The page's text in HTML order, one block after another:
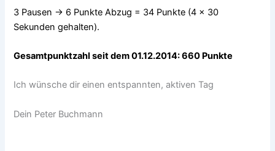
3 Pausen -> 6 Punkte Abzug = 34 Punkte (4 x 30
Sekunden gehalten).
Gesamtpunktzahl seit dem 01.12.2014: 660 Punkte
Ich wünsche dir einen entspannten, aktiven Tag
Dein Peter Buchmann